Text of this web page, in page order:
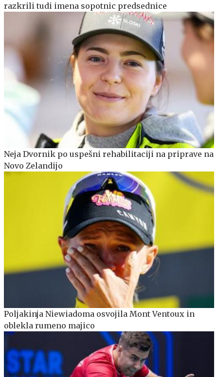
razkrili tudi imena sopotnic predsednice
Neja Dvornik po uspešni rehabilitaciji na priprave na
Novo Zelandijo
Poljakinja Niewiadoma osvojila Mont Ventoux in
oblekla rumeno majico